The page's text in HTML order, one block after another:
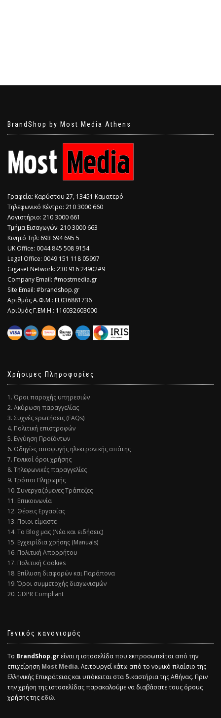
BrandShop by Most Media Athens
Γραφεία: Καρύστου 27, 13451 Καματερό
Τηλεφωνικό Κέντρο: 210 3000 660
Λογιστήριο: 210 3000 661
Τμήμα Εισαγωγών: 210 3000 663
Κινητό Τηλ: 693 694 695 5
​UK Office: 0044 845 508 9154
Legal Office: 0049 151 118 05997
Gigaset Network: 230 916 24902#9
Company Email: #mostmedia.gr
Site Email: #brandshop.gr
Αριθμός Α.Φ.Μ.: EL036881736
Αριθμός Γ.ΕΜ.Η.: 116032603000
Χρήσιμες Πληροφορίες
1. Όροι παροχής υπηρεσιών
2. Ακύρωση παραγγελίας
3. Συχνές ερωτήσεις (FAQs)
4. Πολιτική επιστροφών
5. Εγγύηση Προϊόντων
6. Οδηγίες αποφυγής ηλεκτρονικής απάτης
7. Γενικοί όροι χρήσης
8. Τηλεφωνικές παραγγελίες
9. Τρόποι Πληρωμής
10. Συνεργαζόμενες Τράπεζες
11. Επικοινωνία
12. Θέσεις Εργασίας
13. Ποιοι είμαστε
14. Το Blog μας (Νέα και ειδήσεις)
15. Εγχειρίδια χρήσης (Manuals)
16. Πολιτική Απορρήτου
17. Πολιτική Cookies
18. Επίλυση διαφορών και Παράπονα
19. Όροι συμμετοχής διαγωνισμών
20. GDPR Compliant
Γενικός κανονισμός
Το BrandShop.gr είναι η ιστοσελίδα που εκπροσωπείται από την
επιχείρηση Most Media. Λειτουργεί κάτω από το νομικό πλαίσιο της
Ελληνικής Επικράτειας και υπόκειται στα δικαστήρια της Αθήνας. Πριν
την χρήση της ιστοσελίδας παρακαλούμε να διαβάσατε τους όρους
χρήσης τηςεδώ.